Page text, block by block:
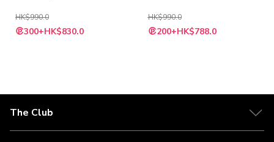
HK$990.0
300+HK$830.0
HK$990.0
特
殊 200+HK$788.0
The Club
關於 The Club